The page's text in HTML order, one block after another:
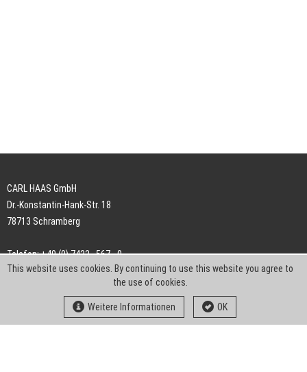
CARL HAAS GmbH
Dr.-Konstantin-Hank-Str. 18
78713 Schramberg
Telefon: +49 (0) 7422 . 567 - 0
Telefax: +49 (0) 7422 . 567 - 239
info-ch@kern-liebers.com
This website uses cookies. By continuing to use this website you agree to
the use of cookies.
Weitere Informationen OK